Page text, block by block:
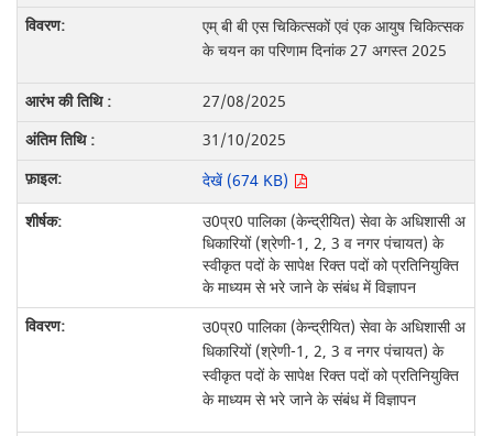
एम् बी बी एस चिकित्सकों एवं एक आयुष चिकित्सक
के चयन का परिणाम दिनांक 27 अगस्त 2025
27/08/2025
31/10/2025
देखें (674 KB)
उ0प्र0 पालिका (केन्द्रीयित) सेवा के अधिशासी अ
धिकारियों (श्रेणी-1, 2, 3 व नगर पंचायत) के
स्वीकृत पदों के सापेक्ष रिक्त पदों को प्रतिनियुक्ति
के माध्यम से भरे जाने के संबंध में विज्ञापन
उ0प्र0 पालिका (केन्द्रीयित) सेवा के अधिशासी अ
धिकारियों (श्रेणी-1, 2, 3 व नगर पंचायत) के
स्वीकृत पदों के सापेक्ष रिक्त पदों को प्रतिनियुक्ति
के माध्यम से भरे जाने के संबंध में विज्ञापन